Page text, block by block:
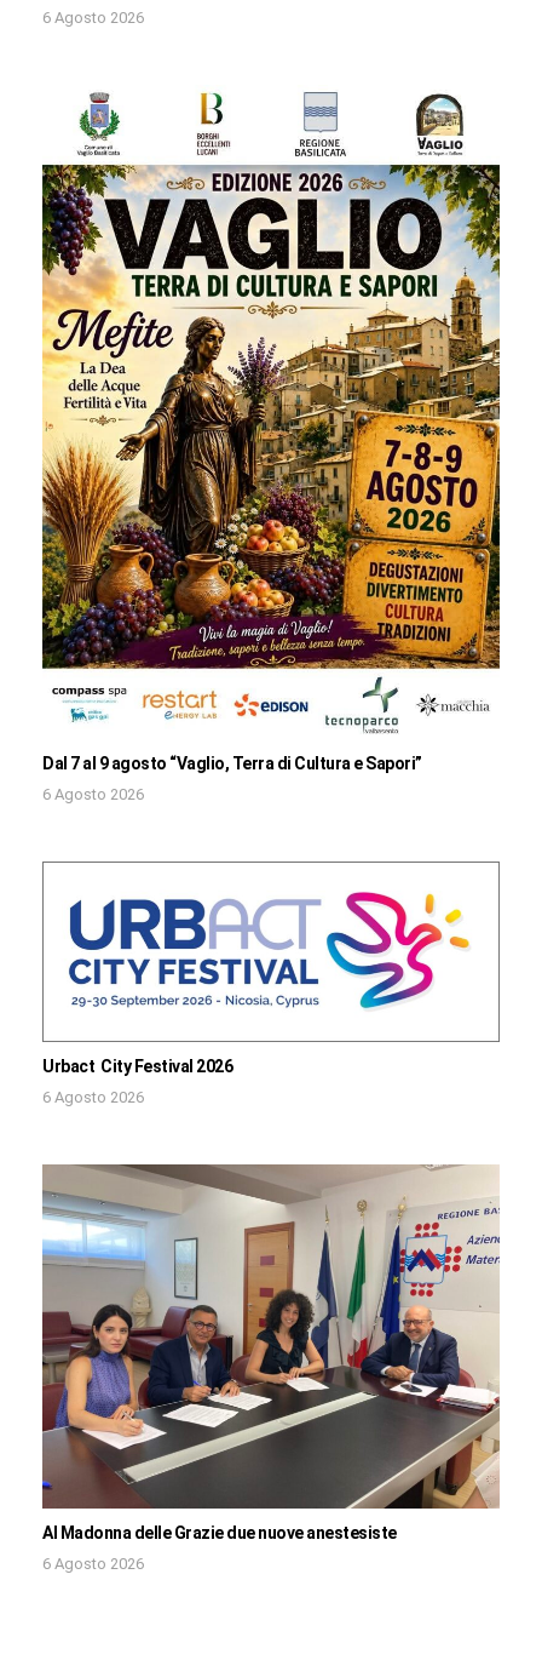
6 Agosto 2026
Dal 7 al 9 agosto “Vaglio, Terra di Cultura e Sapori”
6 Agosto 2026
Urbact City Festival 2026
6 Agosto 2026
Al Madonna delle Grazie due nuove anestesiste
6 Agosto 2026